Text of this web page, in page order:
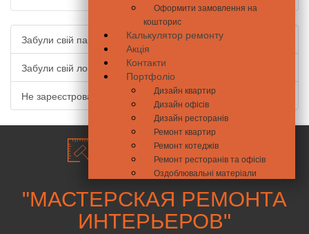
Оформити замовлення на
кошторис
Калькулятор ремонту
Акція
Контакти
Портфоліо
Дизайн квартир
Дизайн офісів
Дизайн ресторанів
Ремонт квартир
Ремонт котеджів
Ремонт ресторанів та офісів
Оздоблювальні матеріали
Забули свій пароль?
Забули свій логін?
Не зареєстровані?
"МАСТЕРСКАЯ РЕМОНТА
ИНТЕРЬЕРОВ"